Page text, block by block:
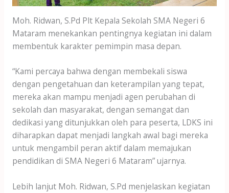
Moh. Ridwan, S.Pd Plt Kepala Sekolah SMA Negeri 6
Mataram menekankan pentingnya kegiatan ini dalam
membentuk karakter pemimpin masa depan.
“Kami percaya bahwa dengan membekali siswa
dengan pengetahuan dan keterampilan yang tepat,
mereka akan mampu menjadi agen perubahan di
sekolah dan masyarakat, dengan semangat dan
dedikasi yang ditunjukkan oleh para peserta, LDKS ini
diharapkan dapat menjadi langkah awal bagi mereka
untuk mengambil peran aktif dalam memajukan
pendidikan di SMA Negeri 6 Mataram” ujarnya.
Lebih lanjut Moh. Ridwan, S.Pd menjelaskan kegiatan